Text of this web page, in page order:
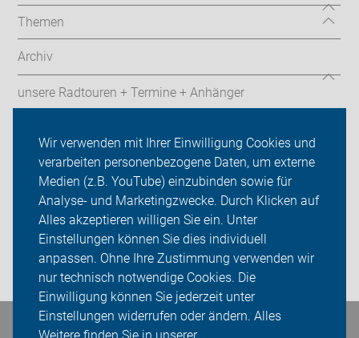
Wir verwenden mit Ihrer Einwilligung Cookies und
verarbeiten personenbezogene Daten, um externe
Medien (z.B. YouTube) einzubinden sowie für
Analyse- und Marketingzwecke. Durch Klicken auf
Alles akzeptieren willigen Sie ein. Unter
Einstellungen können Sie dies individuell
anpassen. Ohne Ihre Zustimmung verwenden wir
nur technisch notwendige Cookies. Die
Einwilligung können Sie jederzeit unter
Einstellungen widerrufen oder ändern. Alles
Themen
Archiv
unsere Radtouren + Termine + Anhänger
ADFC Havixbeck
Sei dabei
Presse
Login